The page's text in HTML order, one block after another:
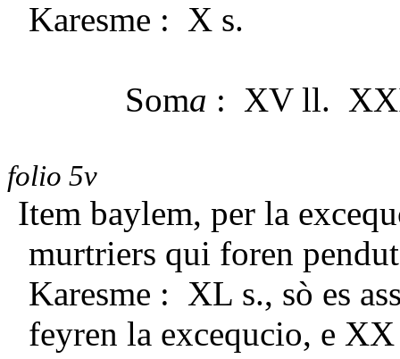
Karesme : X s.
Soma : XV ll.
folio 5v
Item baylem, per la
murtriers qui foren
Karesme : XL s., sò es
feyren la excequcio, e